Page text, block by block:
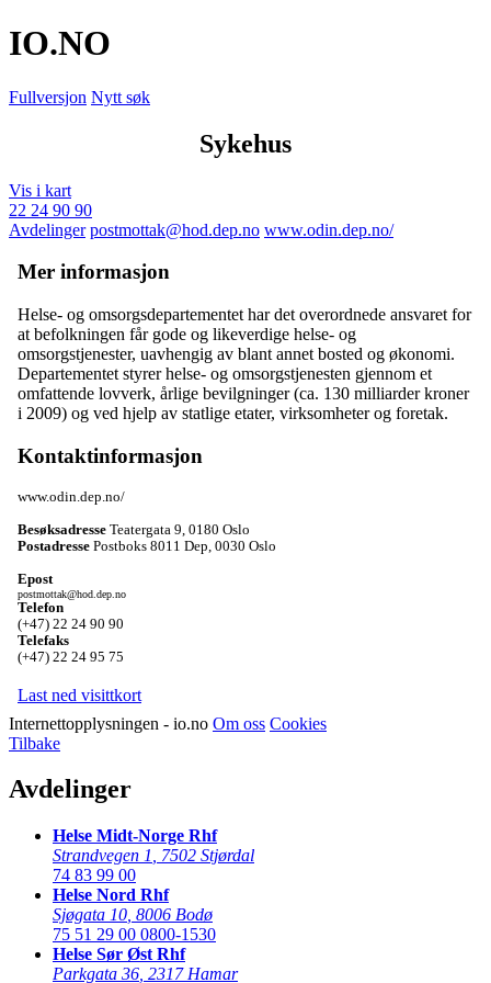
IO.NO
Fullversjon Nytt søk
Sykehus
Vis i kart
22 24 90 90
Avdelinger postmottak@hod.dep.no www.odin.dep.no/
Mer informasjon
Helse- og omsorgsdepartementet har det overordnede ansvaret for
at befolkningen får gode og likeverdige helse- og
omsorgstjenester, uavhengig av blant annet bosted og økonomi.
Departementet styrer helse- og omsorgstjenesten gjennom et
omfattende lovverk, årlige bevilgninger (ca. 130 milliarder kroner
i 2009) og ved hjelp av statlige etater, virksomheter og foretak.
Kontaktinformasjon
www.odin.dep.no/
Besøksadresse Teatergata 9 0180 Oslo
Postadresse Postboks 8011 Dep 0030 Oslo
Epost
postmottak@hod.dep.no
Telefon
(+47) 22 24 90 90
Telefaks
(+47) 22 24 95 75
Last ned visittkort
Internettopplysningen - io.no Om oss Cookies
Tilbake
Avdelinger
Helse Midt-Norge Rhf
Strandvegen 1
7502 Stjørdal
74 83 99 00
Helse Nord Rhf
Sjøgata 10 8006 Bodø
75 51 29 00 0800-1530
Helse Sør Øst Rhf
Parkgata 36 2317 Hamar